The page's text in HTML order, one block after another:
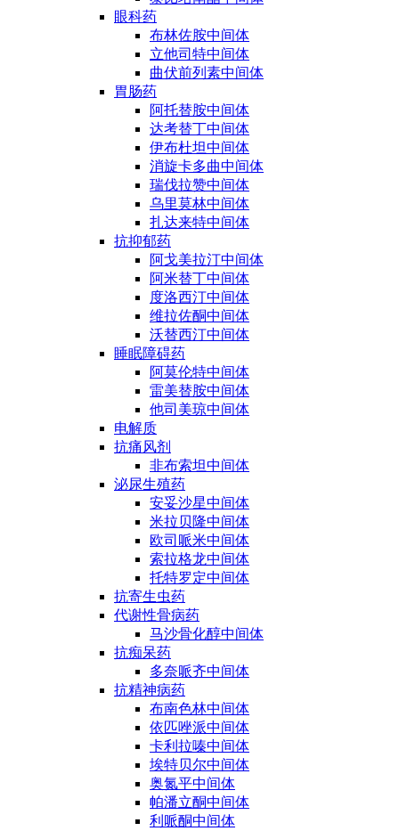
眼科药
布林佐胺中间体
立他司特中间体
曲伏前列素中间体
胃肠药
阿托替胺中间体
达考替丁中间体
伊布杜坦中间体
消旋卡多曲中间体
瑞伐拉赞中间体
乌里莫林中间体
扎达来特中间体
抗抑郁药
阿戈美拉汀中间体
阿米替丁中间体
度洛西汀中间体
维拉佐酮中间体
沃替西汀中间体
睡眠障碍药
阿莫伦特中间体
雷美替胺中间体
他司美琼中间体
电解质
抗痛风剂
非布索坦中间体
泌尿生殖药
安妥沙星中间体
米拉贝隆中间体
欧司哌米中间体
索拉格龙中间体
托特罗定中间体
抗寄生虫药
代谢性骨病药
马沙骨化醇中间体
抗痴呆药
多奈哌齐中间体
抗精神病药
布南色林中间体
依匹唑派中间体
卡利拉嗪中间体
埃特贝尔中间体
奥氮平中间体
帕潘立酮中间体
利哌酮中间体